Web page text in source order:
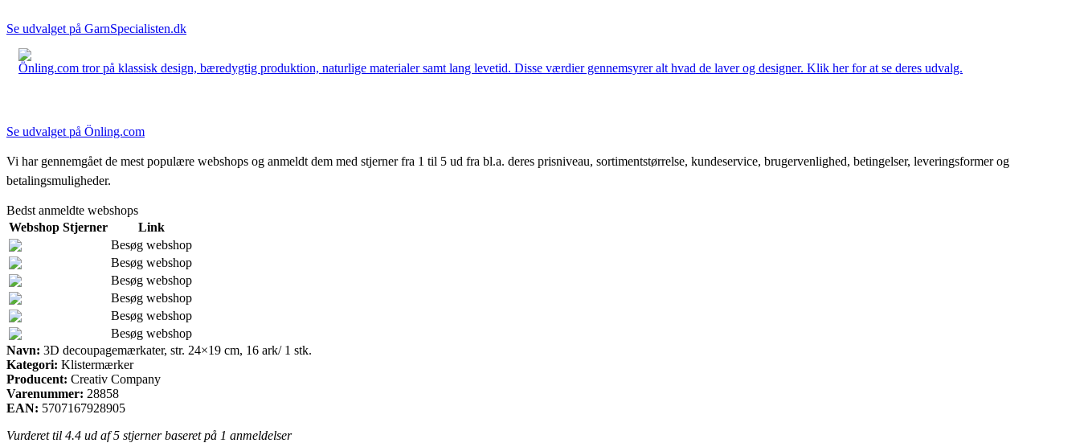
Se udvalget på GarnSpecialisten.dk
Önling.com tror på klassisk design, bæredygtig produktion, naturlige materialer samt lang levetid. Disse værdier gennemsyrer alt hvad de laver og designer. Klik her for at se deres udvalg.
Se udvalget på Önling.com
Vi har gennemgået de mest populære webshops og anmeldt dem med stjerner fra 1 til 5 ud fra bl.a. deres prisniveau, sortimentstørrelse, kundeservice, brugervenlighed, betingelser, leveringsformer og
betalingsmuligheder.
Bedst anmeldte webshops
Webshop Stjerner
Link
Besøg webshop
Besøg webshop
Besøg webshop
Besøg webshop
Besøg webshop
Besøg webshop
Navn: 3D decoupagemærkater, str. 24×19 cm, 16 ark/ 1 stk.
Kategori: Klistermærker
Producent: Creativ Company
Varenummer: 28858
EAN: 5707167928905
Vurderet til 4.4 ud af 5 stjerner baseret på 1 anmeldelser